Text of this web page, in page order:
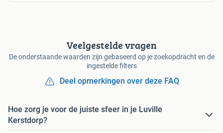
Veelgestelde vragen
De onderstaande waarden zijn gebaseerd op je zoekopdracht en de
ingestelde filters
Deel opmerkingen over deze FAQ
Hoe zorg je voor de juiste sfeer in je Luville
Kerstdorp?